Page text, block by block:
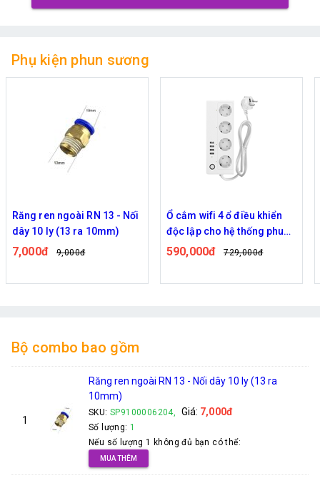
Phụ kiện phun sương
Răng ren ngoài RN 13 - Nối
dây 10 ly (13 ra 10mm)
7,000đ 9,000đ
Ổ cắm wifi 4 ổ điều khiển
độc lập cho hệ thống phun
sương
590,000đ 729,000đ
Bộ combo bao gồm
1
Răng ren ngoài RN 13 - Nối dây 10 ly (13 ra
10mm)
SKU: SP9100006204, Giá: 7,000đ
Số lượng: 1
Nếu số lượng 1 không đủ bạn có thể:
MUA THÊM